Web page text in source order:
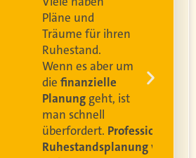
Ruhestandsplanung
Damit Ihre Kundinnen
und Kundenihr bestes
Leben leben können.
Video anschauen